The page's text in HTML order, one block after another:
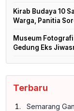
Kirab Budaya 10
Warga, Panitia
Museum
Gedung Eks
Terbaru
Semarang